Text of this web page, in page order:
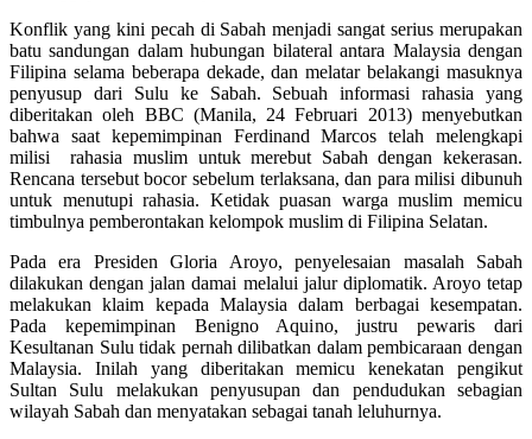
Konflik yang kini pecah di Sabah menjadi sangat serius merupakan
batu sandungan dalam hubungan bilateral antara Malaysia dengan
Filipina selama beberapa dekade, dan melatar belakangi masuknya
penyusup dari Sulu ke Sabah. Sebuah informasi rahasia yang
diberitakan oleh BBC (Manila, 24 Februari 2013) menyebutkan
bahwa saat kepemimpinan Ferdinand Marcos telah melengkapi
milisi rahasia muslim untuk merebut Sabah dengan kekerasan.
Rencana tersebut bocor sebelum terlaksana, dan para milisi dibunuh
untuk menutupi rahasia. Ketidak puasan warga muslim memicu
timbulnya pemberontakan kelompok muslim di Filipina Selatan.
Pada era Presiden Gloria Aroyo, penyelesaian masalah Sabah
dilakukan dengan jalan damai melalui jalur diplomatik. Aroyo tetap
melakukan klaim kepada Malaysia dalam berbagai kesempatan.
Pada kepemimpinan Benigno Aquino, justru pewaris dari
Kesultanan Sulu tidak pernah dilibatkan dalam pembicaraan dengan
Malaysia. Inilah yang diberitakan memicu kenekatan pengikut
Sultan Sulu melakukan penyusupan dan pendudukan sebagian
wilayah Sabah dan menyatakan sebagai tanah leluhurnya.